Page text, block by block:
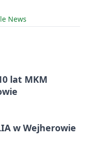
News
lat MKM
w Wejherowie